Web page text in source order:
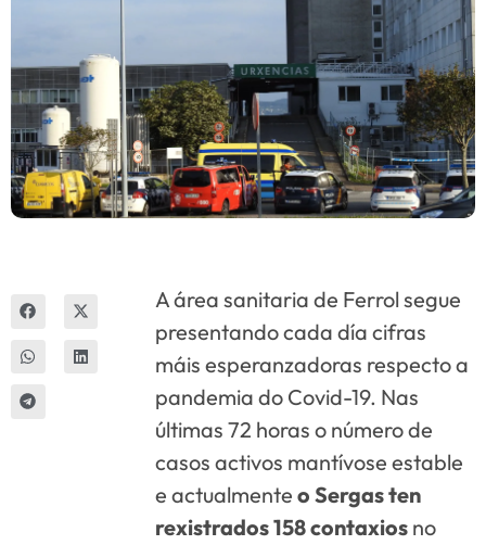
A área sanitaria de Ferrol segue
presentando cada día cifras
máis esperanzadoras respecto a
pandemia do Covid-19. Nas
últimas 72 horas o número de
casos activos mantívose estable
e actualmenteo Sergas ten
rexistrados 158 contaxios no